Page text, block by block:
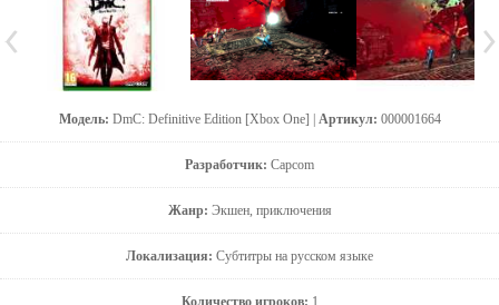
Модель: DmC: Definitive Edition [Xbox One] | Артикул: 000001664
Разработчик: Capcom
Жанр: Экшен, приключения
Локализация: Субтитры на русском языке
Количество игроков: 1